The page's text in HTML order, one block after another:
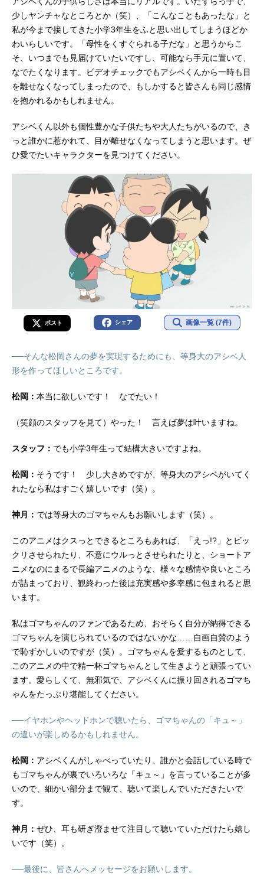
少しヤンチャなところとか（笑）、「こんなこともあったな」と
私が今まで接してきた小学3年生をふと思い出してしまうほどか
わいらしいです。「母性をくすぐられる子だな」と思うからこ
そ、いつまでも見届けていたいですし、可能なら手元に置いて、
なでたくなります。ビデオチェックでもアシベくんから一時も目
を離せなくなってしまったので、もしかすると皆さんも同じ感情
を抱かれるかもしれません。
アシベくん以外も個性豊かな子供たちや大人たちがいるので、き
っと誰かに惹かれて、目が離せなくなってしまうと思います。ぜ
ひ愛でたいキャラクターを見つけてください。
ポスト シェア 画像一覧 (7件)
──そんな松岡さんの夢を実現するためにも、等身大のアシベ人
形を作ってほしいところです。
松岡： 本当に欲しいです！ なでたい！
（笑顔のスタッフを見て）やった！ 言えば夢は叶いますね。
スタッフ： でも小学3年生って結構大きいですよね。
松岡： そうです！ 少し大きめですが、等身大のアシベがいてく
れたなら私はすごく嬉しいです（笑）。
神月： では等身大のゴマちゃんもお願いします（笑）。
このアニメはクスっとできるところもあれば、「えっ!?」とビッ
クリさせられたり、不意にウルっとさせられたりと、ショートア
ニメなのにまるで長編アニメのような、様々な感情や良いところ
が詰まっており、観終わった後は充実感や多幸感に包まれると思
います。
私はゴマちゃんのファンであるため、おそらく自分が納得できる
ゴマちゃんを演じられているのではないかな……自画自賛のよう
で恥ずかしいのですが（笑）。ゴマちゃんを愛するものとして、
このアニメの中で精一杯ゴマちゃんとして生きようと頑張ってい
ます。愛らしくて、無邪気で、アシベくんに振り回されるゴマち
ゃんをたっぷり堪能してください。
──イヤホンやヘッドホンで聴いたら、ゴマちゃんの「キュ～」
の違いが楽しめるかもしれません。
松岡： アシベくんがしゃべっていたり、誰かと会話している時で
もゴマちゃんが裏でいろいろな「キュ～」を言っていることが多
いので、細かい部分まで観て、聴いて楽しんでいただきたいで
す。
神月： ぜひ、耳も研ぎ澄ませて注目して聴いていただけたら嬉し
いです（笑）。
──最後に、皆さんへメッセージをお願いします。